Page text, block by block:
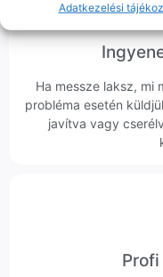
Adatkezelési
Ha messze laksz, mi
probléma esetén
javítva vagy